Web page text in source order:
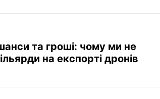
та гроші: чому ми не
на експорті дронів